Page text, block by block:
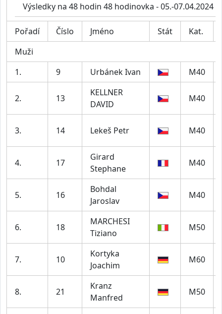
Výsledky na 48 hodin 48 hodinovka - 05.-07.04.2024
Pořadí Číslo Jméno Stát Kat.
Muži
1.
9 Urbánek Ivan M40
2. 13
KELLNER
DAVID
M40
3. 14 Lekeš Petr M40
4. 17
Girard
Stephane
M40
5. 16
Bohdal
Jaroslav
M40
6. 18
MARCHESI
Tiziano
M50
7. 10
Kortyka
Joachim
M60
8. 21
Kranz
Manfred
M50